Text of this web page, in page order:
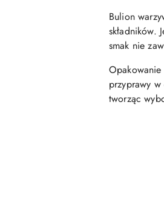
Bulion
składników.
smak nie
przyprawy
tworząc